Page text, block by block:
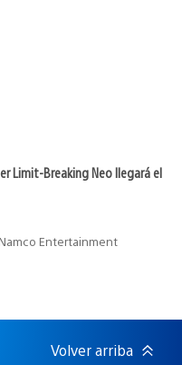
Limit-Breaking Neo llegará el
Entertainment
Volver arriba